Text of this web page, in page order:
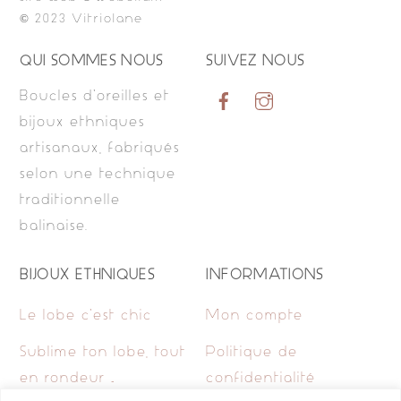
© 2023 Vitriolane
QUI SOMMES NOUS
Boucles d’oreilles et
bijoux ethniques
artisanaux, fabriqués
selon une technique
traditionnelle
balinaise.
SUIVEZ NOUS
BIJOUX ETHNIQUES
Le lobe c’est chic
Sublime ton lobe, tout
en rondeur …
INFORMATIONS
Mon compte
Politique de
confidentialité